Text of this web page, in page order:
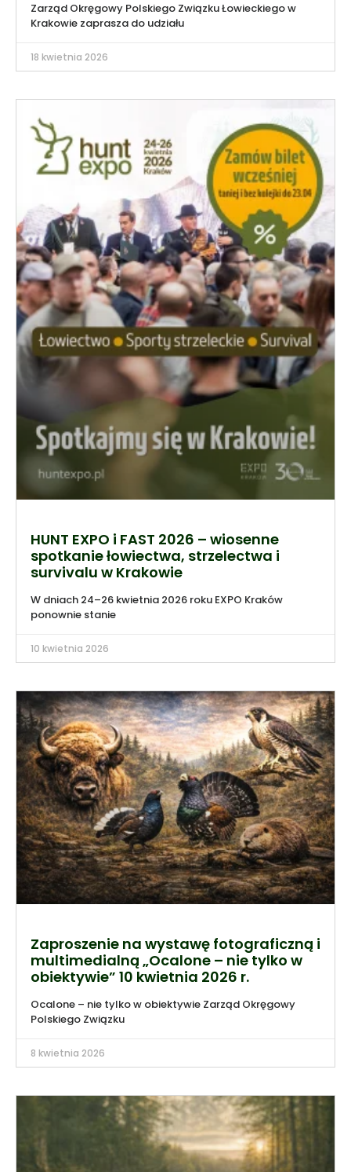
Zarząd Okręgowy Polskiego Związku Łowieckiego w
Krakowie zaprasza do udziału
18 kwietnia 2026
HUNT EXPO i FAST 2026 – wiosenne
spotkanie łowiectwa, strzelectwa i
survivalu w Krakowie
W dniach 24–26 kwietnia 2026 roku EXPO Kraków
ponownie stanie
10 kwietnia 2026
Zaproszenie na wystawę fotograficzną i
multimedialną „Ocalone – nie tylko w
obiektywie” 10 kwietnia 2026 r.
Ocalone – nie tylko w obiektywie Zarząd Okręgowy
Polskiego Związku
8 kwietnia 2026